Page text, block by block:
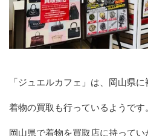
「ジュエルカフェ」は、岡山県
着物の買取も行っているようです。
岡山県で着物を買取店に持って